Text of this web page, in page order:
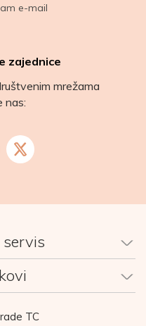
e-mail
zajednice
mrežama
nas:
TC